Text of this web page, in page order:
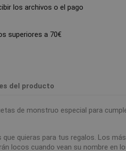
los archivos o el pago
superiores a 70€
del producto
de monstruo especial para
quieras para tus regalos. Los más
locos cuando vean su nombre en